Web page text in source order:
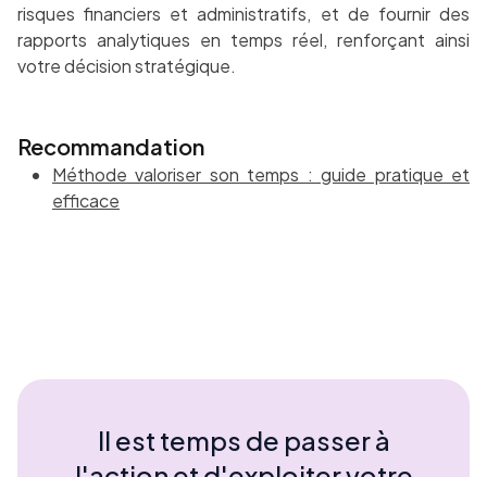
risques financiers et administratifs, et de fournir des
rapports analytiques en temps réel, renforçant ainsi
votre décision stratégique.
Recommandation
Méthode valoriser son temps : guide pratique et
efficace
Il est temps de passer à